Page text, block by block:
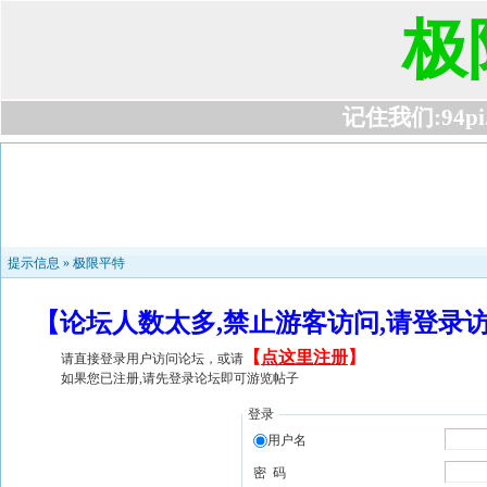
极
记住我们
提示信息 » 极限平特
【论坛人数太多,禁止游客访问,请登
请直接登录用户访问论坛，或请 【 点这里注册】
如果您已注册,请先登录论坛即可游览帖子
登录
用户名
密 码